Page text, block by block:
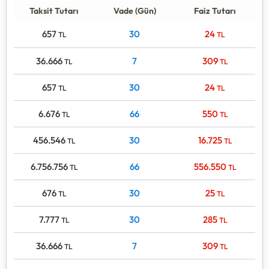
Taksit Tutarı Vade (Gün) Faiz Tutarı
657 TL 30 24 TL
36.666 TL 7 309 TL
657 TL 30 24 TL
6.676 TL 66 550 TL
456.546 TL 30 16.725 TL
6.756.756 TL 66 556.550 TL
676 TL 30 25 TL
7.777 TL 30 285 TL
36.666 TL 7 309 TL